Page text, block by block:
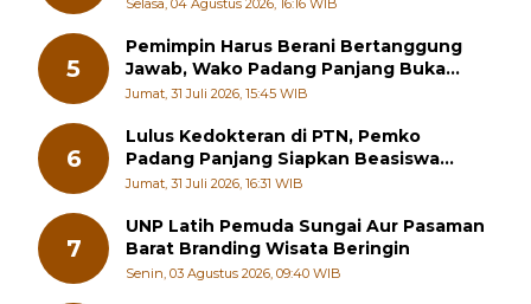
Selasa, 04 Agustus 2026, 16:16 WIB
5
Pemimpin Harus Berani Bertanggung
Jawab, Wako Padang Panjang Buka
Pelatihan Kepemimpinan Pelajar
Jumat, 31 Juli 2026, 15:45 WIB
6
Lulus Kedokteran di PTN, Pemko
Padang Panjang Siapkan Beasiswa
Penuh
Jumat, 31 Juli 2026, 16:31 WIB
7
UNP Latih Pemuda Sungai Aur Pasaman
Barat Branding Wisata Beringin
Senin, 03 Agustus 2026, 09:40 WIB